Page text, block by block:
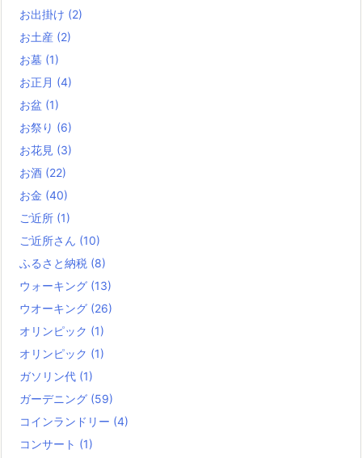
お出掛け (2)
お土産 (2)
お墓 (1)
お正月 (4)
お盆 (1)
お祭り (6)
お花見 (3)
お酒 (22)
お金 (40)
ご近所 (1)
ご近所さん (10)
ふるさと納税 (8)
ウォーキング (13)
ウオーキング (26)
オリンピック (1)
オリンピック (1)
ガソリン代 (1)
ガーデニング (59)
コインランドリー (4)
コンサート (1)